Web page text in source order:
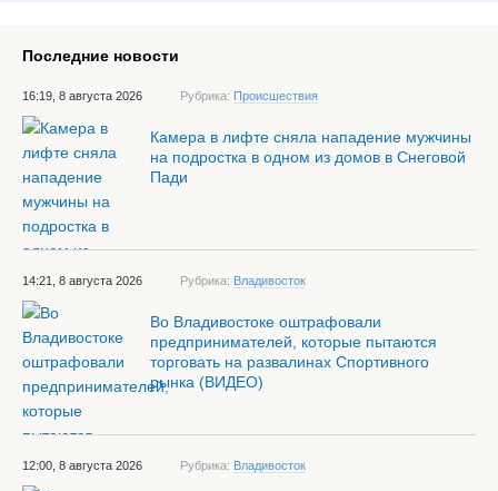
Последние новости
16:19, 8 августа 2026 Рубрика: Происшествия
Камера в лифте сняла нападение мужчины
на подростка в одном из домов в Снеговой
Пади
14:21, 8 августа 2026 Рубрика: Владивосток
Во Владивостоке оштрафовали
предпринимателей, которые пытаются
торговать на развалинах Спортивного
рынка (ВИДЕО)
12:00, 8 августа 2026 Рубрика: Владивосток